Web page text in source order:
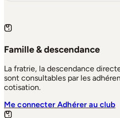
Famille & descendance
La fratrie, la descendance
sont consultables par les
cotisation.
Me connecterAdhérer au club